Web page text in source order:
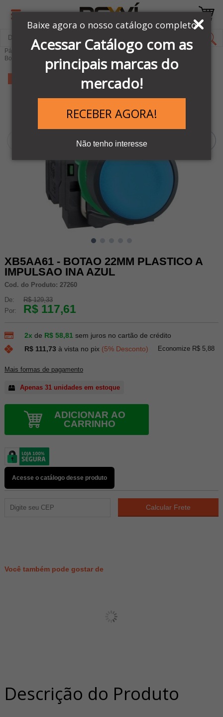
Baixe agora o nosso catálogo completo
Acessar Catálogo com as
principais marcas do
mercado!
RECEBER AGORA!
Não tenho interesse
Página Inicial
LINHA AUTOMAÇÃO SCHNEIDER
Botões e comandos Elétricos
Linha de Botões XB5
XB5AA61 - BOTAO 22MM PLASTICO A
IMPULSAO INA AZUL
Cod. do Produto: 27260
De:
R$ 129,33
Por:
R$ 117,61
2x de R$ 58,81 sem juros no cartão de crédito
R$ 111,73 à vista no pix (5% Desconto) Economize R$ 5,88
Mais formas de pagamento
Apenas 31 unidades em estoque
ADICIONAR AO
CARRINHO
Acesse o catálogo desse produto
Você também pode gostar de
Descrição do Produto